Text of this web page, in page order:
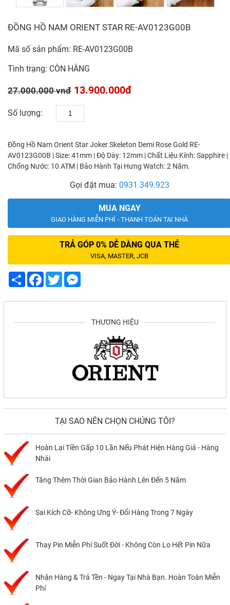
ĐỒNG HỒ NAM ORIENT STAR RE-AV0123G00B
Mã số sản phẩm: RE-AV0123G00B
Tình trạng: CÒN HÀNG
27.000.000 vnđ13.900.000đ
Số lượng:
Đồng Hồ Nam Orient Star Joker Skeleton Demi Rose Gold RE-
AV0123G00B | Size: 41mm | Độ Dày: 12mm | Chất Liệu Kính: Sapphire |
Chống Nước: 10 ATM | Bảo Hành Tại Hưng Watch: 2 Năm.
Gọi đặt mua: 0931.349.923
MUA NGAY
GIAO HÀNG MIỄN PHÍ - THANH TOÁN TẠI NHÀ
TRẢ GÓP 0% DỄ DÀNG QUA THẺ
VISA, MASTER, JCB
ShareFacebook
Twitter
THƯƠNG HIỆU
TẠI SAO NÊN CHỌN CHÚNG TÔI?
Hoàn Lại Tiền Gấp 10 Lần Nếu Phát Hiện Hàng Giả - Hàng
Nhái
Tăng Thêm Thời Gian Bảo Hành Lên Đến 5 Năm
Sai Kích Cỡ- Không Ưng Ý- Đổi Hàng Trong 7 Ngày
Thay Pin Miễn Phí Suốt Đời - Không Còn Lo Hết Pin Nữa
Nhận Hàng & Trả Tền - Ngay Tại Nhà Bạn. Hoàn Toàn Miễn
Phí